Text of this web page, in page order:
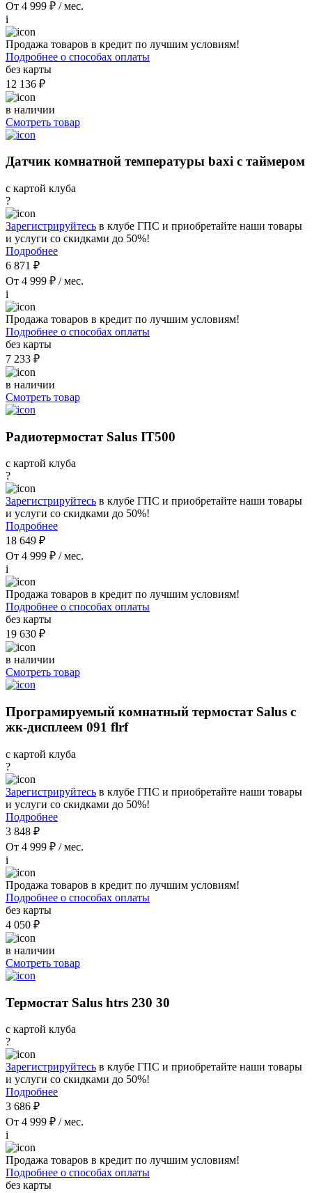
От 4 999 ₽ / мес.
i
Продажа товаров в кредит по лучшим условиям!
Подробнее о способах оплаты
без карты
12 136 ₽
в наличии
Смотреть товар
Датчик комнатной температуры baxi с таймером
с картой клуба
?
Зарегистрируйтесь в клубе ГПС и приобретайте наши товары
и услуги со скидками до 50%!
Подробнее
6 871 ₽
От 4 999 ₽ / мес.
i
Продажа товаров в кредит по лучшим условиям!
Подробнее о способах оплаты
без карты
7 233 ₽
в наличии
Смотреть товар
Радиотермостат Salus IT500
с картой клуба
?
Зарегистрируйтесь в клубе ГПС и приобретайте наши товары
и услуги со скидками до 50%!
Подробнее
18 649 ₽
От 4 999 ₽ / мес.
i
Продажа товаров в кредит по лучшим условиям!
Подробнее о способах оплаты
без карты
19 630 ₽
в наличии
Смотреть товар
Програмируемый комнатный термостат Salus с
жк-дисплеем 091 flrf
с картой клуба
?
Зарегистрируйтесь в клубе ГПС и приобретайте наши товары
и услуги со скидками до 50%!
Подробнее
3 848 ₽
От 4 999 ₽ / мес.
i
Продажа товаров в кредит по лучшим условиям!
Подробнее о способах оплаты
без карты
4 050 ₽
в наличии
Смотреть товар
Термостат Salus htrs 230 30
с картой клуба
?
Зарегистрируйтесь в клубе ГПС и приобретайте наши товары
и услуги со скидками до 50%!
Подробнее
3 686 ₽
От 4 999 ₽ / мес.
i
Продажа товаров в кредит по лучшим условиям!
Подробнее о способах оплаты
без карты